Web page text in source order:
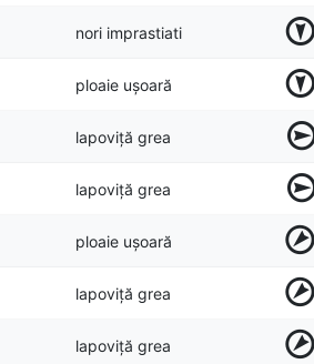
nori imprastiati
ploaie ușoară
lapoviță grea
lapoviță grea
ploaie ușoară
lapoviță grea
lapoviță grea